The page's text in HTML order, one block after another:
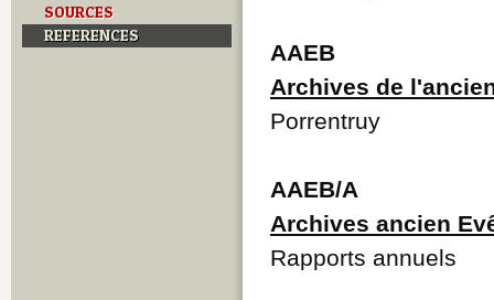
SOURCES
REFERENCES
AAEB
Archives de
Porrentruy
AAEB/A
Archives ancien
Rapports annuels